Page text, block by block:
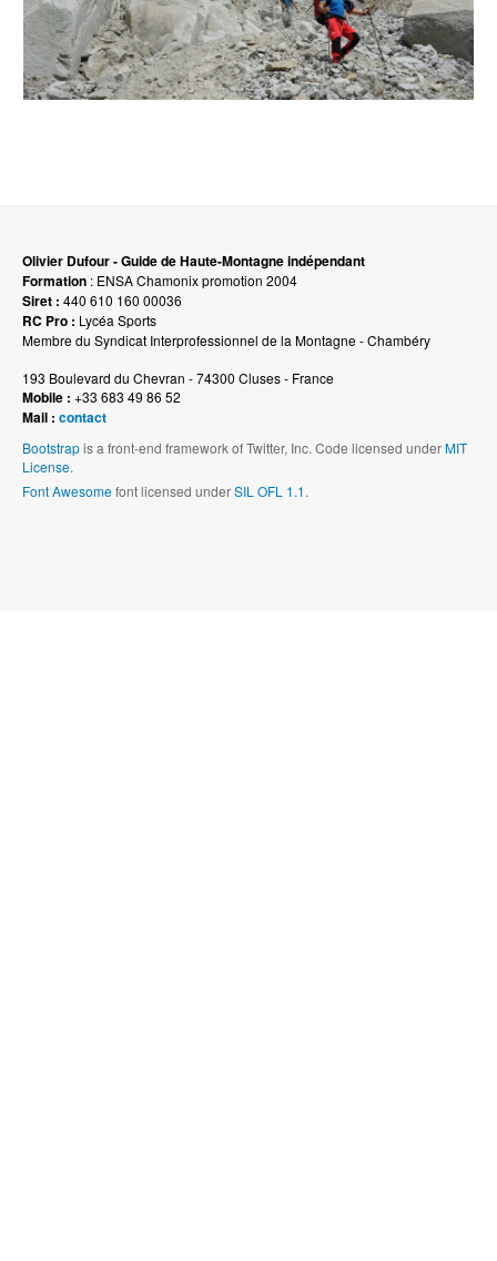
Olivier Dufour - Guide de Haute-Montagne indépendant
Formation : ENSA Chamonix promotion 2004
Siret : 440 610 160 00036
RC Pro : Lycéa Sports
Membre du Syndicat Interprofessionnel de la Montagne - Chambéry
193 Boulevard du Chevran - 74300 Cluses - France
Mobile : +33 683 49 86 52
Mail : contact
Bootstrapis a front-end framework of Twitter, Inc. Code licensed underMIT
License.
Font Awesomefont licensed underSIL OFL 1.1.